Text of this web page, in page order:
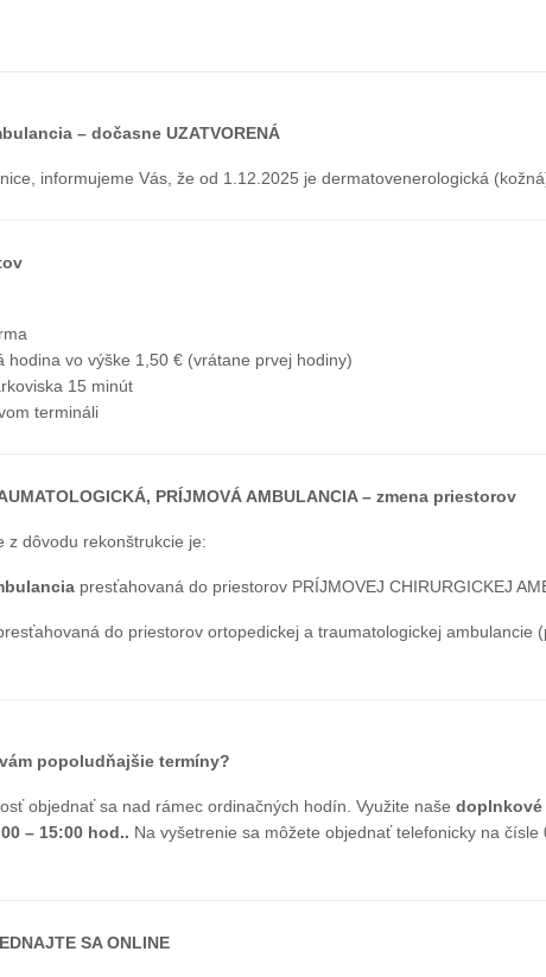
– dočasne UZATVORENÁ
informujeme Vás, že od 1.12.2025 je dermatovenerologická
vo výške 1,50 € (vrátane prvej hodiny)
15 minút
termináli
PRÍJMOVÁ AMBULANCIA – zmena priestorov
z dôvodu rekonštrukcie je:
presťahovaná do priestorov PRÍJMOVEJ CHIRURGICKEJ
do priestorov ortopedickej a traumatologickej ambulancie
popoludňajšie termíny?
objednať sa nad rámec ordinačných hodín. Využite naše doplnkové
– 15:00 hod.. Na vyšetrenie sa môžete objednať telefonicky na
SA ONLINE